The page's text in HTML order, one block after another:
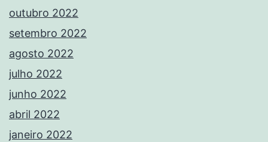
outubro 2022
setembro 2022
agosto 2022
julho 2022
junho 2022
abril 2022
janeiro 2022